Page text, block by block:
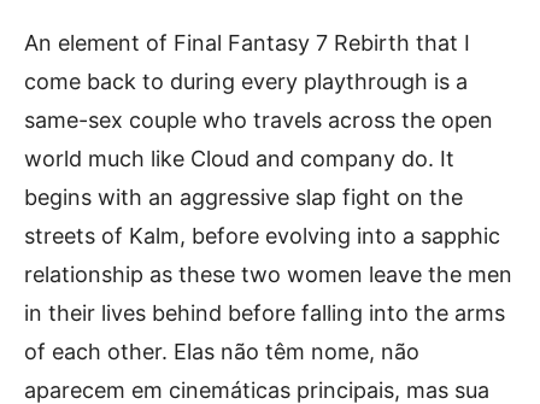
An element of Final Fantasy 7 Rebirth that I
come back to during every playthrough is a
same-sex couple who travels across the open
world much like Cloud and company do. It
begins with an aggressive slap fight on the
streets of Kalm, before evolving into a sapphic
relationship as these two women leave the men
in their lives behind before falling into the arms
of each other. Elas não têm nome, não
aparecem em cinemáticas principais, mas sua